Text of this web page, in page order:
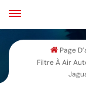
Page
Filtre À Air